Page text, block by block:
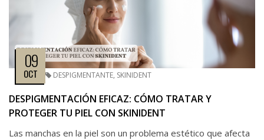
09
OCT DESPIGMENTANTE, SKINIDENT
DESPIGMENTACIÓN EFICAZ: CÓMO TRATAR Y
PROTEGER TU PIEL CON SKINIDENT
Las manchas en la piel son un problema estético que afecta